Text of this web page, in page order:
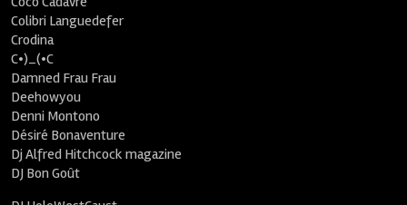
Colibri Languedefer
Crodina
C•)_(•C
Damned Frau Frau
Deehowyou
Denni Montono
Désiré Bonaventure
Dj Alfred Hitchcock magazine
DJ Bon Goût